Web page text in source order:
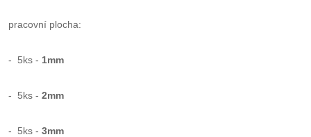
pracovní plocha:
- 5ks - 1mm
- 5ks - 2mm
- 5ks - 3mm